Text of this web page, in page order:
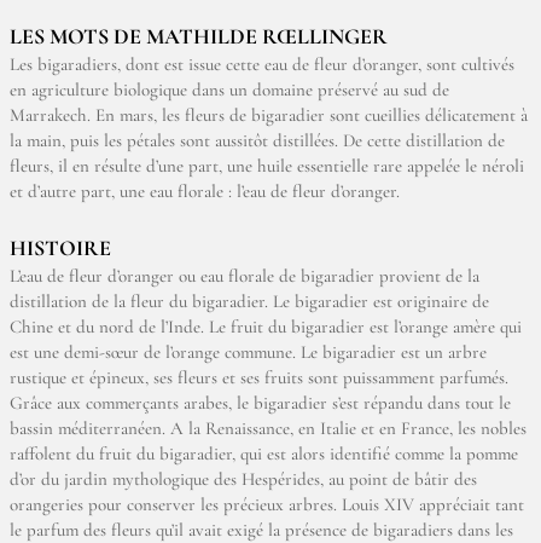
LES MOTS DE MATHILDE RŒLLINGER
Les bigaradiers, dont est issue cette eau de fleur d’oranger, sont cultivés
en agriculture biologique dans un domaine préservé au sud de
Marrakech. En mars, les fleurs de bigaradier sont cueillies délicatement à
la main, puis les pétales sont aussitôt distillées. De cette distillation de
fleurs, il en résulte d’une part, une huile essentielle rare appelée le néroli
et d’autre part, une eau florale : l’eau de fleur d’oranger.
HISTOIRE
L’eau de fleur d’oranger ou eau florale de bigaradier provient de la
distillation de la fleur du bigaradier. Le bigaradier est originaire de
Chine et du nord de l’Inde. Le fruit du bigaradier est l’orange amère qui
est une demi-sœur de l’orange commune. Le bigaradier est un arbre
rustique et épineux, ses fleurs et ses fruits sont puissamment parfumés.
Grâce aux commerçants arabes, le bigaradier s’est répandu dans tout le
bassin méditerranéen. A la Renaissance, en Italie et en France, les nobles
raffolent du fruit du bigaradier, qui est alors identifié comme la pomme
d’or du jardin mythologique des Hespérides, au point de bâtir des
orangeries pour conserver les précieux arbres. Louis XIV appréciait tant
le parfum des fleurs qu’il avait exigé la présence de bigaradiers dans les